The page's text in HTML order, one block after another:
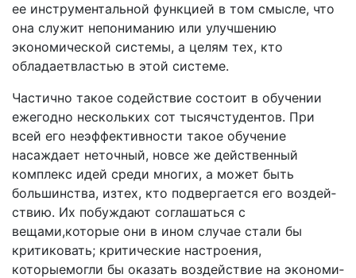
ее инструменталь­ной функцией в том смысле, что
она служит непонима­нию или улучшению
экономической системы, а целям тех, кто
обладаетвластью в этой системе.
Частично такое содействие состоит в обучении
ежегод­но нескольких сот тысячстудентов. При
всей его неэф­фективности такое обучение
насаждает неточный, новсе же действенный
комплекс идей среди многих, а может быть
большинства, изтех, кто подвергается его воздей­
ствию. Их побуждают соглашаться с
вещами,которые они в ином случае стали бы
критиковать; критические настроения,
которыемогли бы оказать воздействие на экономи­